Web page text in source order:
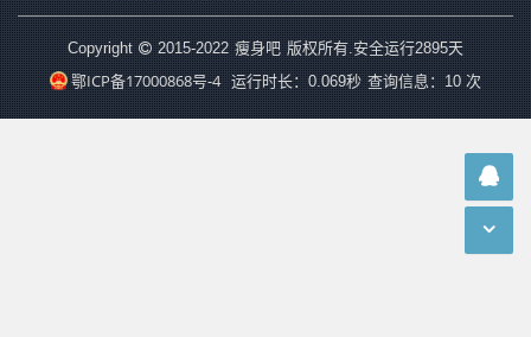
Copyright 2015-2022 瘦身吧 版权所有.安全运行2895天
鄂ICP备17000868号-4 运行时长：0.069秒 查询信息：10 次